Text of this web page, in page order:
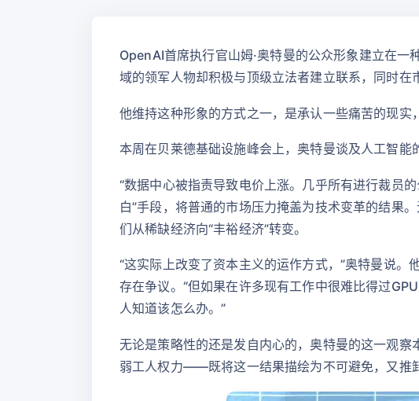
OpenAI首席执行官山姆·奥特曼的公众形象建立在
域的领军人物却积极与顶级立法者建立联系，同时在
他维持这种形象的方式之一，是承认一些痛苦的现实
本周在贝莱德基础设施峰会上，奥特曼谈及人工智能
“数据中心被指责导致电价上涨。几乎所有进行裁员
白”手段，将普通的市场压力掩盖为技术变革的结
们从稀缺经济向“丰裕经济”转变。
“这实际上改变了资本主义的运作方式，”奥特曼说
存在争议。“但如果在许多现有工作中很难比得过
人知道该怎么办。”
无论是策略性的还是发自内心的，奥特曼的这一观
弱工人权力——既将这一结果描绘为不可避免，又推